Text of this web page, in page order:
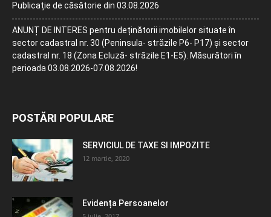
Publicație de căsătorie din 03.08.2026
ANUNȚ DE INTERES pentru deținătorii imobilelor situate în
sector cadastral nr. 30 (Peninsula- străzile P6- P17) și sector
cadastral nr. 18 (Zona Ecluză- străzile E1-E5). Măsurători în
perioada 03.08.2026-07.08.2026!
POSTĂRI POPULARE
SERVICIUL DE TAXE SI IMPOZITE
12 martie, 2020
Evidența Persoanelor